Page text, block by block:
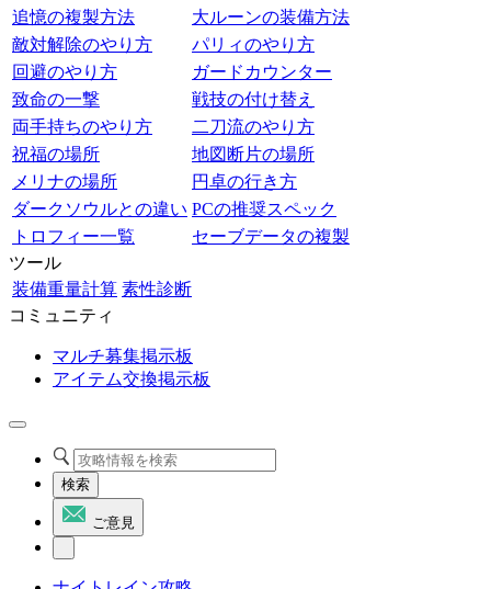
追憶の複製方法
大ルーンの装備方法
敵対解除のやり方
パリィのやり方
回避のやり方
ガードカウンター
致命の一撃
戦技の付け替え
両手持ちのやり方
二刀流のやり方
祝福の場所
地図断片の場所
メリナの場所
円卓の行き方
ダークソウルとの違い PCの推奨スペック
トロフィー一覧
セーブデータの複製
ツール
装備重量計算 素性診断
コミュニティ
マルチ募集掲示板
アイテム交換掲示板
検索
ご意見